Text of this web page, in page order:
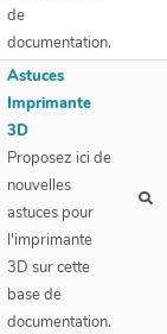
de
documentation.
Astuces
Imprimante
3D
Proposez ici de
nouvelles
astuces pour
l'imprimante
3D sur cette
base de
documentation.